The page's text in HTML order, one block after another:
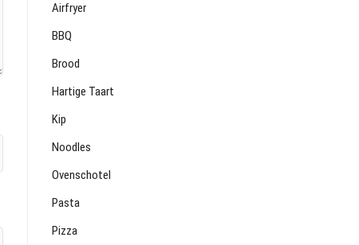
Airfryer
BBQ
Brood
Hartige Taart
Kip
Noodles
Ovenschotel
Pasta
Pizza